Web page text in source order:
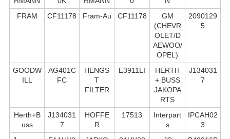
FRAM
CF11178 Fram-Au CF11178
GM
(CHEVR
OLET/D
AEWOO/
OPEL)
2090129
5
GOODW
ILL
AG401C
FC
HENGS
T
FILTER
E3911LI
HERTH
+ BUSS
JAKOPA
RTS
J134031
7
Herth+B
uss
J134031
7
HOFFE
R
17513
Interpart
s
IPCAH02
3